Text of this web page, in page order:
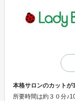
本格サロンのカット